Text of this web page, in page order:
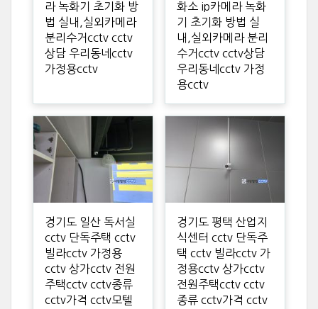
라 녹화기 초기화 방
법 실내,실외카메라
분리수거cctv cctv
상담 우리동네cctv
가정용cctv
화소 ip카메라 녹화
기 초기화 방법 실
내,실외카메라 분리
수거cctv cctv상담
우리동네cctv 가정
용cctv
경기도 일산 독서실
cctv 단독주택 cctv
빌라cctv 가정용
cctv 상가cctv 전원
주택cctv cctv종류
cctv가격 cctv모텔
경기도 평택 산업지
식센터 cctv 단독주
택 cctv 빌라cctv 가
정용cctv 상가cctv
전원주택cctv cctv
종류 cctv가격 cctv